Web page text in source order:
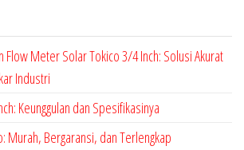
Flow Meter Solar Tokico 3/4 Inch: Solusi Akurat
Industri
Keunggulan dan Spesifikasinya
Murah, Bergaransi, dan Terlengkap